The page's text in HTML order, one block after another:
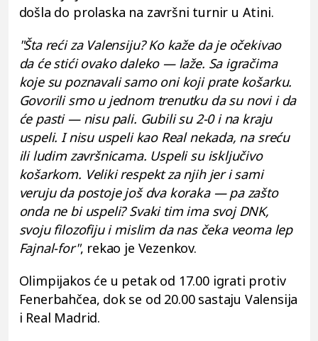
došla do prolaska na završni turnir u Atini.
"Šta reći za Valensiju? Ko kaže da je očekivao
da će stići ovako daleko — laže. Sa igračima
koje su poznavali samo oni koji prate košarku.
Govorili smo u jednom trenutku da su novi i da
će pasti — nisu pali. Gubili su 2-0 i na kraju
uspeli. I nisu uspeli kao Real nekada, na sreću
ili ludim završnicama. Uspeli su isključivo
košarkom. Veliki respekt za njih jer i sami
veruju da postoje još dva koraka — pa zašto
onda ne bi uspeli? Svaki tim ima svoj DNK,
svoju filozofiju i mislim da nas čeka veoma lep
Fajnal-for", rekao je Vezenkov.
Olimpijakos će u petak od 17.00 igrati protiv
Fenerbahčea, dok se od 20.00 sastaju Valensija
i Real Madrid.